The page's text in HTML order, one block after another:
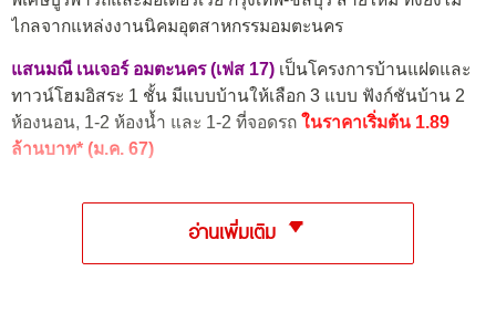
ไกลจากแหล่งงานนิคมอุตสาหกรรมอมตะนคร
แสนมณี เนเจอร์ อมตะนคร (เฟส 17) เป็นโครงการบ้านแฝดและ
ทาวน์โฮมอิสระ 1 ชั้น มีแบบบ้านให้เลือก 3 แบบ ฟังก์ชันบ้าน 2
ห้องนอน, 1-2 ห้องน้ำ และ 1-2 ที่จอดรถ ในราคาเริ่มต้น 1.89
ล้านบาท* (ม.ค. 67)
อ่านเพิ่มเติม